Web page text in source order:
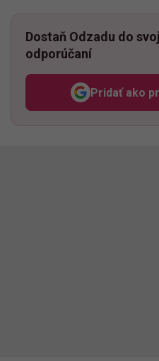
Dostaň Odzadu do
odporúčaní
Pridať ako